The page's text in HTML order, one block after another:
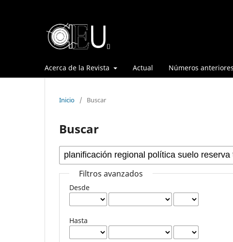
Acerca de la Revista Actual Números anteriores
Inicio / Buscar
Buscar
Filtros avanzados
Desde
Hasta